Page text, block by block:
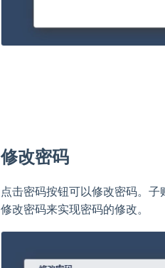
修改密码
点击密码按钮可以修改密码。
修改密码来实现密码的修改。